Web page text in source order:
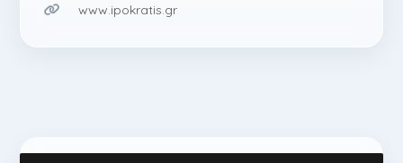
www.ipokratis.gr